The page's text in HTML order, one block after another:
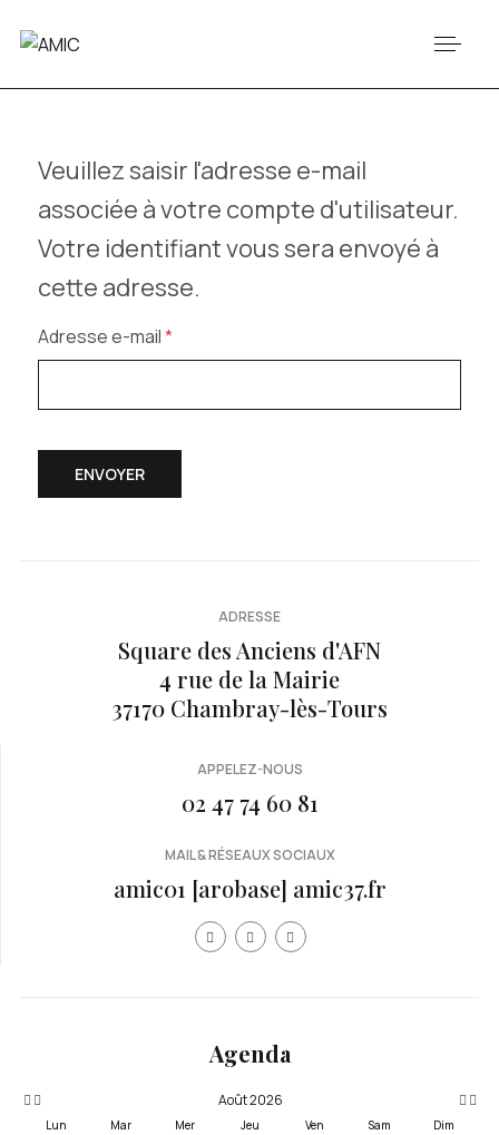
Veuillez saisir l'adresse e-mail
associée à votre compte d'utilisateur.
Votre identifiant vous sera envoyé à
cette adresse.
Adresse e-mail*
ENVOYER
ADRESSE
Square des Anciens d'AFN
4 rue de la Mairie
37170 Chambray-lès-Tours
APPELEZ-NOUS
02 47 74 60 81
MAIL & RÉSEAUX SOCIAUX
amic01 [arobase] amic37.fr
Agenda
Août 2026
Lun Mar Mer Jeu Ven Sam
Dim